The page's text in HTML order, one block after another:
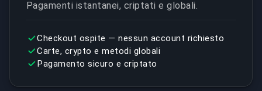
Pagamenti istantanei, criptati e globali.
Checkout ospite — nessun account richiesto
Carte, crypto e metodi globali
Pagamento sicuro e criptato